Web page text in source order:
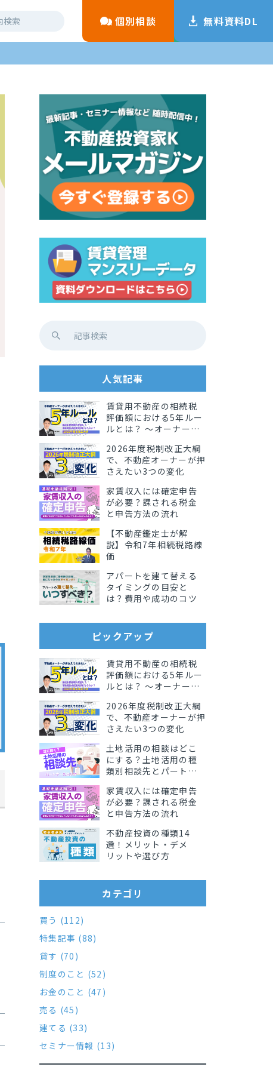
個別相談 無料資料DL
人気記事
賃貸用不動産の相続税
評価額における5年ルー
ルとは？ 〜オーナーが
実務ポイント〜
2026年度税制改正大綱
で、不動産オーナーが押
さえたい3つの変化
家賃収入には確定申告
が必要？課される税金
と申告方法の流れ
【不動産鑑定士が解
説】令和7年相続税路線
価
アパートを建て替える
タイミングの目安と
は？費用や成功のコツ
ピックアップ
賃貸用不動産の相続税
評価額における5年ルー
ルとは？ 〜オーナーが
実務ポイント〜
2026年度税制改正大綱
で、不動産オーナーが押
さえたい3つの変化
土地活用の相談はどこ
にする？土地活用の種
類別相談先とパート
家賃収入には確定申告
が必要？課される税金
と申告方法の流れ
不動産投資の種類14
選！メリット・デメ
リットや選び方
カテゴリ
買う (112)
特集記事 (88)
貸す (70)
制度のこと (52)
お金のこと (47)
売る (45)
建てる (33)
セミナー情報 (13)